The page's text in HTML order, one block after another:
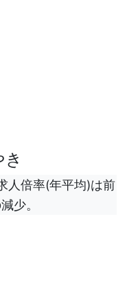
人倍率(年平均)は前
少。